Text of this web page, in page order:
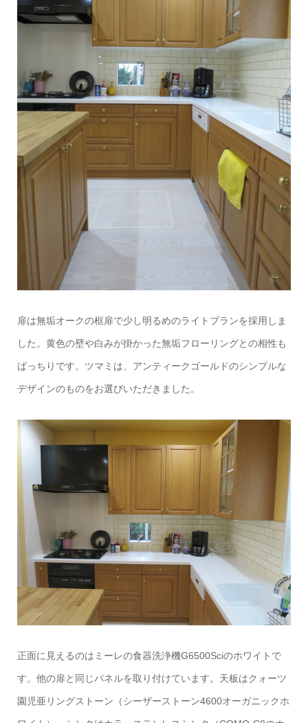
扉は無垢オークの框扉で少し明るめのライトブランを採用しま
した。黄色の壁や白みが掛かった無垢フローリングとの相性も
ばっちりです。ツマミは、アンティークゴールドのシンプルな
デザインのものをお選びいただきました。
正面に見えるのはミーレの食器洗浄機G6500Sciのホワイトで
す。他の扉と同じパネルを取り付けています。天板はクォーツ
園児亜リングストーン（シーザーストーン4600オーガニックホ